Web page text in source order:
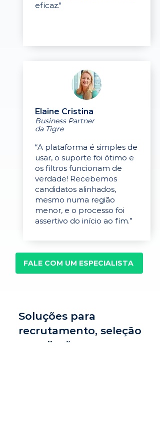
eficaz."
Elaine Cristina
Business Partner
da Tigre
“A plataforma é simples de
usar, o suporte foi ótimo e
os filtros funcionam de
verdade! Recebemos
candidatos alinhados,
mesmo numa região
menor, e o processo foi
assertivo do início ao fim.”
FALE COM UM ESPECIALISTA
Soluções para
recrutamento, seleção
e avaliação